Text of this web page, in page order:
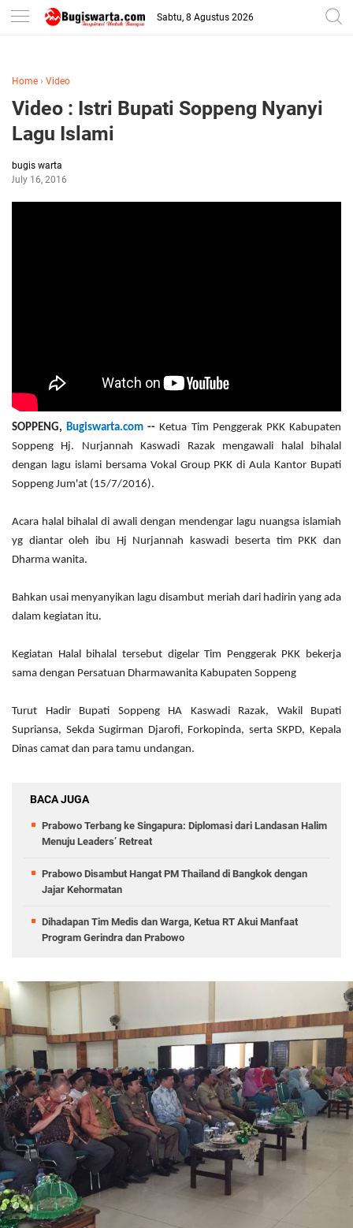
-->
Sabtu, 8 Agustus 2026
Home › Video
Video : Istri Bupati Soppeng Nyanyi
Lagu Islami
bugis warta
July 16, 2016
SOPPENG,Bugiswarta.com -- Ketua Tim Penggerak PKK Kabupaten
Soppeng Hj. Nurjannah Kaswadi Razak mengawali halal bihalal
dengan lagu islami bersama Vokal Group PKK di Aula Kantor Bupati
Soppeng Jum'at (15/7/2016).
Acara halal bihalal di awali dengan mendengar lagu nuangsa islamiah
yg diantar oleh ibu Hj Nurjannah kaswadi beserta tim PKK dan
Dharma wanita.
Bahkan usai menyanyikan lagu disambut meriah dari hadirin yang ada
dalam kegiatan itu.
Kegiatan Halal bihalal tersebut digelar Tim Penggerak PKK bekerja
sama dengan Persatuan Dharmawanita‎ Kabupaten Soppeng
Turut Hadir Bupati Soppeng HA Kaswadi Razak, Wakil Bupati
Supriansa, Sekda Sugirman Djarofi, Forkopinda, serta SKPD, Kepala
Dinas camat dan para tamu undangan.
BACA JUGA
Prabowo Terbang ke Singapura: Diplomasi dari Landasan Halim
Menuju Leaders’ Retreat
Prabowo Disambut Hangat PM Thailand di Bangkok dengan
Jajar Kehormatan
Dihadapan Tim Medis dan Warga, Ketua RT Akui Manfaat
Program Gerindra dan Prabowo